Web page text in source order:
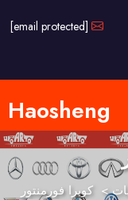
[email protected]
> كوبرا فورمنتور